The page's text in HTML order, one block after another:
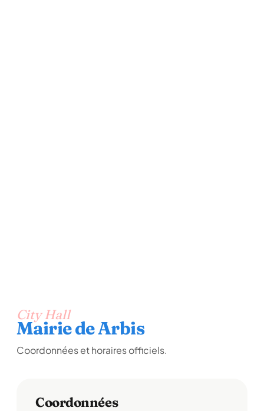
City Hall
Mairie de Arbis
Coordonnées et horaires officiels.
Coordonnées